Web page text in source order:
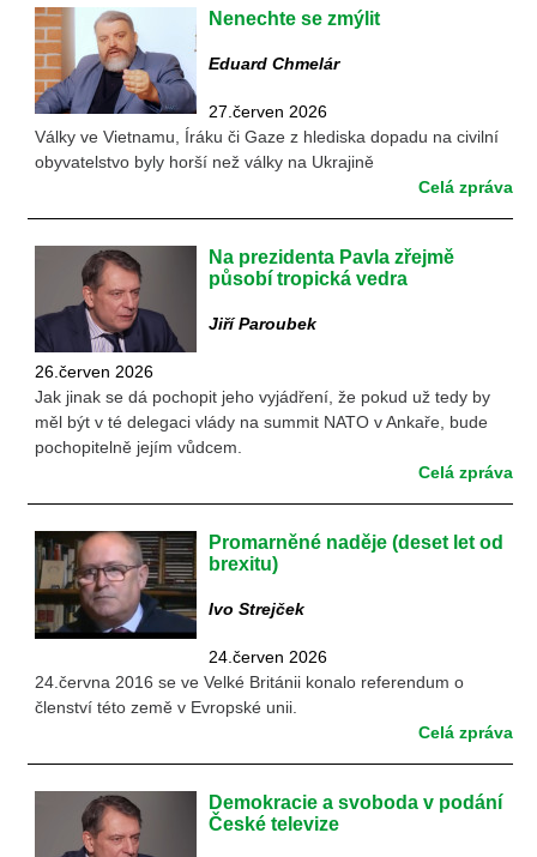
Nenechte se zmýlit
Eduard Chmelár
27.červen 2026
Války ve Vietnamu, Íráku či Gaze z hlediska dopadu na civilní
obyvatelstvo byly horší než války na Ukrajině
Celá zpráva
Na prezidenta Pavla zřejmě
působí tropická vedra
Jiří Paroubek
26.červen 2026
Jak jinak se dá pochopit jeho vyjádření, že pokud už tedy by
měl být v té delegaci vlády na summit NATO v Ankaře, bude
pochopitelně jejím vůdcem.
Celá zpráva
Promarněné naděje (deset let od
brexitu)
Ivo Strejček
24.červen 2026
24.června 2016 se ve Velké Británii konalo referendum o
členství této země v Evropské unii.
Celá zpráva
Demokracie a svoboda v podání
České televize